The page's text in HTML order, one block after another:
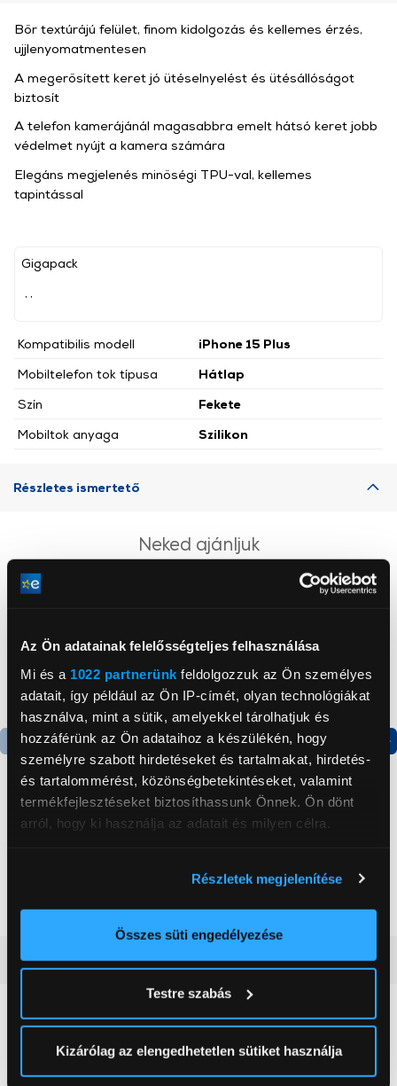
Az Ön adatainak felelősségteljes felhasználása
Mi és a 1022 partnerünk feldolgozzuk az Ön személyes
adatait, így például az Ön IP-címét, olyan technológiákat
használva, mint a sütik, amelyekkel tárolhatjuk és
hozzáférünk az Ön adataihoz a készülékén, hogy
személyre szabott hirdetéseket és tartalmakat, hirdetés-
és tartalommérést, közönségbetekintéseket, valamint
termékfejlesztéseket biztosíthassunk Önnek. Ön dönt
arról, hogy ki használja az adatait és milyen célra.
elhelyezkedéséről pár méteres pontossággal
Az Ön készülékén beazonosítása annak konkrét
módjairól és adja meg preferenciáit aRészletek
pontban. Bármikor módosíthatja vagy visszavonhatja a
Sütinyilatkozathoz való hozzájárulását.
Részletek megjelenítése
Összes süti engedélyezése
Testre szabás
Kizárólag az elengedhetetlen sütiket használja
Gigapack
Kompatibilis modell
iPhone 15 Plus
Mobiltelefon tok típusa
Hátlap
Szín
Fekete
Mobiltok anyaga
Szilikon
Bőr textúrájú felület, finom kidolgozás és kellemes érzés,
ujjlenyomatmentesen
A megerősített keret jó ütéselnyelést és ütésállóságot
biztosít
A telefon kamerájánál magasabbra emelt hátsó keret jobb
védelmet nyújt a kamera számára
Elegáns megjelenés minőségi TPU-val, kellemes
tapintással
Részletes ismertető
Neked ajánljuk
Termék adatlap
Gorenje NRS8182KX Side
Termék adatlap
Gorenje N619EAXL4
179 999 Ft
Vásárlói vélemények(0)
0
0 értékelés